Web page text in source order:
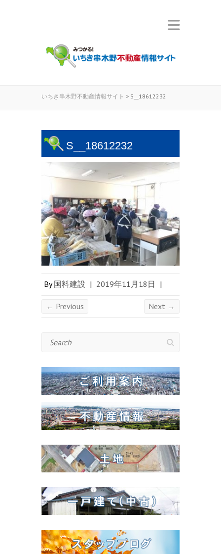
いちき串木野不動産情報サイト > S__18612232
S__18612232
By国料建設 | 2019年11月18日 |
← Previous Next →
Search